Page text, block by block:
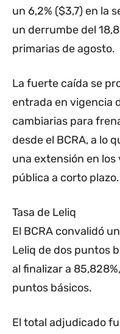
un 6,2% ($3,7) en la
un derrumbe del
primarias de agosto.
La fuerte caída se
entrada en vigencia
cambiarias para
desde el BCRA, a lo
una extensión en
pública a corto plazo.
Tasa de Leliq
El BCRA convalidó
Leliq de dos puntos
al finalizar a
puntos básicos.
El total adjudicado